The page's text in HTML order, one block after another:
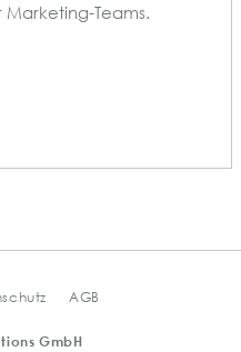
Teams.
AGB
GmbH